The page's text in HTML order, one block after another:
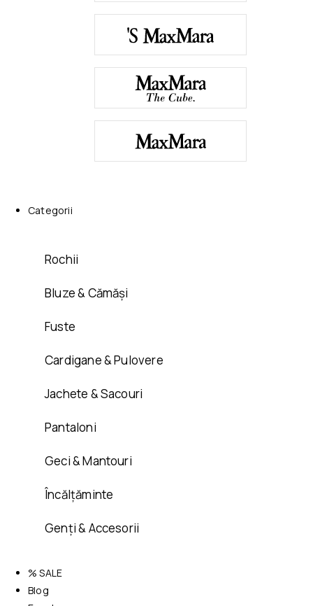
Categorii
Rochii
Bluze & Cămăși
Fuste
Cardigane & Pulovere
Jachete & Sacouri
Pantaloni
Geci & Mantouri
Încălțăminte
Genți & Accesorii
% SALE
Blog